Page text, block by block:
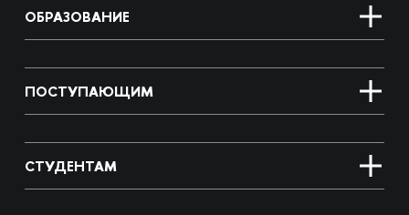
ОБРАЗОВАНИЕ
ПОСТУПАЮЩИМ
СТУДЕНТАМ